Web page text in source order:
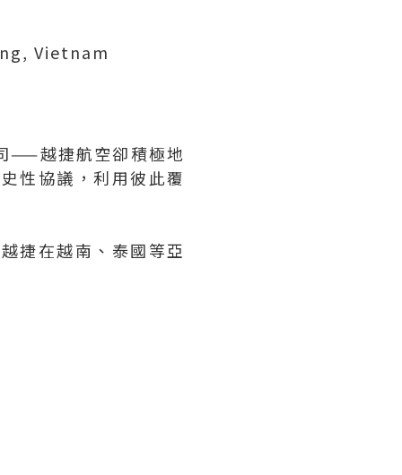
Vietnam
——越捷航空卻積極地
性協議，利用彼此覆
捷在越南、泰國等亞